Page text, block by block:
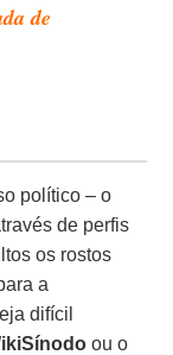
de
político – o
de perfis
os rostos
a
difícil
ou o